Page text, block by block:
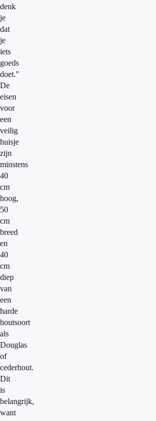
denk
je
dat
je
iets
goeds
doet."
De
eisen
voor
een
veilig
huisje
zijn
minstens
40
cm
hoog,
50
cm
breed
en
40
cm
diep
van
een
harde
houtsoort
als
Douglas
of
cederhout.
Dit
is
belangrijk,
want